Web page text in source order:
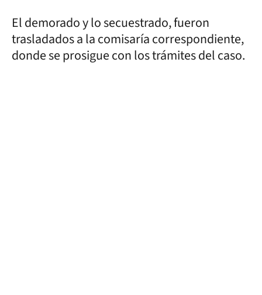
El demorado y lo secuestrado, fueron
trasladados a la comisaría correspondiente,
donde se prosigue con los trámites del caso.